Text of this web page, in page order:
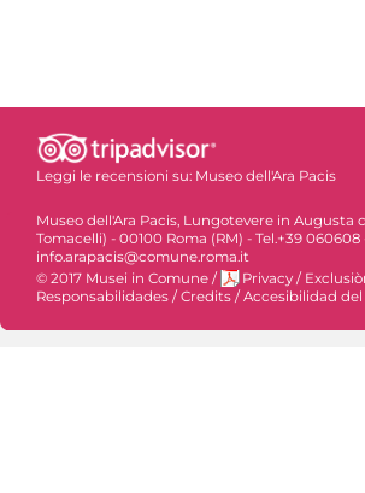
Leggi le recensioni su: Museo dell'Ara Pacis
Museo dell'Ara Pacis, Lungotevere in Augusta
Tomacelli) - 00100 Roma (RM) - Tel.+39 060608
info.arapacis@comune.roma.it
© 2017 Musei in Comune / Privacy /
Responsabilidades /Credits /Accesibilidad